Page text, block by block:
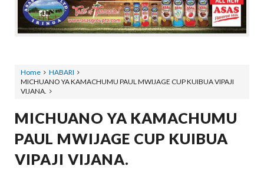
Home
HABARI
MICHUANO YA KAMACHUMU PAUL MWIJAGE CUP KUIBUA VIPAJI
VIJANA.
MICHUANO YA KAMACHUMU
PAUL MWIJAGE CUP KUIBUA
VIPAJI VIJANA.